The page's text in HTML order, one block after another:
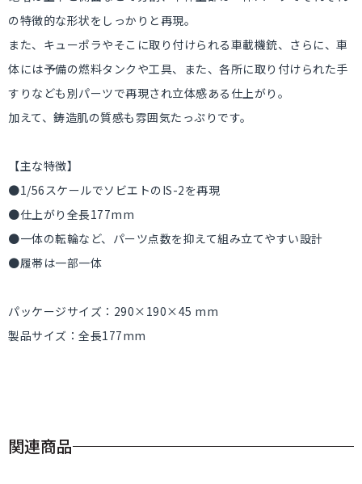
の特徴的な形状をしっかりと再現。
また、キューポラやそこに取り付けられる車載機銃、さらに、車
体には予備の燃料タンクや工具、また、各所に取り付けられた手
すりなども別パーツで再現され立体感ある仕上がり。
加えて、鋳造肌の質感も雰囲気たっぷりです。
【主な特徴】
●1/56スケールでソビエトのIS-2を再現
●仕上がり全長177mm
●一体の転輪など、パーツ点数を抑えて組み立てやすい設計
●履帯は一部一体
パッケージサイズ：290×190×45 mm
製品サイズ：全長177mm
関連商品